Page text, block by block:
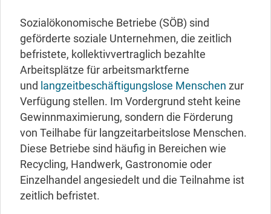
Sozialökonomische Betriebe (SÖB) sind
geförderte soziale Unternehmen, die zeitlich
befristete, kollektivvertraglich bezahlte
Arbeitsplätze für arbeitsmarktferne
und langzeitbeschäftigungslose Menschen zur
Verfügung stellen. Im Vordergrund steht keine
Gewinnmaximierung, sondern die Förderung
von Teilhabe für langzeitarbeitslose Menschen.
Diese Betriebe sind häufig in Bereichen wie
Recycling, Handwerk, Gastronomie oder
Einzelhandel angesiedelt und die Teilnahme ist
zeitlich befristet.